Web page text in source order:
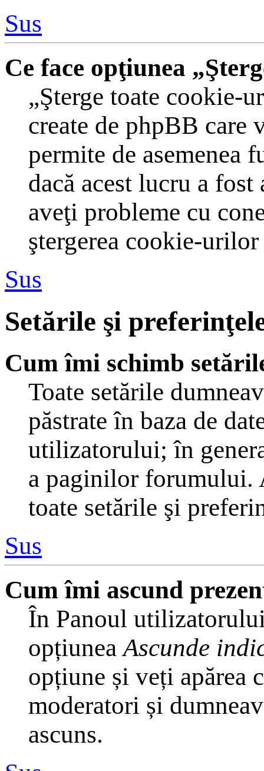
Sus
Ce face opţiunea
„Şterge toate cookie-
create de phpBB care
permite de
dacă acest lucru a
aveţi probleme cu
ştergerea cookie-
Sus
Setările şi
Cum îmi schimb
Toate setările
păstrate în baza de
utilizatorului; în
a paginilor forumului.
toate setările şi
Sus
Cum îmi ascund
În Panoul
opțiuneaAscunde
opțiune și veți apărea
moderatori și
ascuns.